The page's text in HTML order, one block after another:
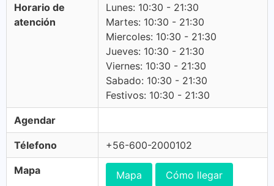
Horario de
atención
Lunes: 10:30 - 21:30
Martes: 10:30 - 21:30
Miercoles: 10:30 - 21:30
Jueves: 10:30 - 21:30
Viernes: 10:30 - 21:30
Sabado: 10:30 - 21:30
Festivos: 10:30 - 21:30
Agendar
Télefono +56-600-2000102
Mapa Mapa Cómo llegar